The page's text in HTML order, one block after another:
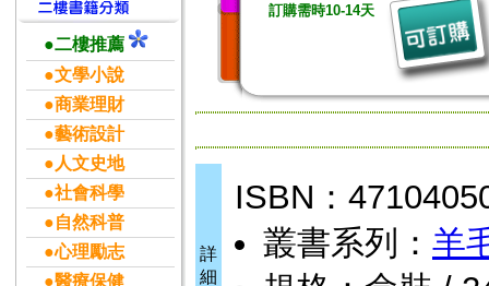
●二樓推薦
●文學小說
●商業理財
●藝術設計
●人文史地
●社會科學
●自然科普
●心理勵志
●醫療保健
訂購需時10-14天
詳
細
ISBN：
叢書系列： 羊